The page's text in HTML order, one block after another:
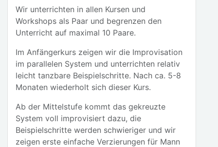
Wir unterrichten in allen Kursen und
Workshops als Paar und begrenzen den
Unterricht auf maximal 10 Paare.
Im Anfängerkurs zeigen wir die Improvisation
im parallelen System und unterrichten relativ
leicht tanzbare Beispielschritte. Nach ca. 5-8
Monaten wiederholt sich dieser Kurs.
Ab der Mittelstufe kommt das gekreuzte
System voll improvisiert dazu, die
Beispielschritte werden schwieriger und wir
zeigen erste einfache Verzierungen für Mann